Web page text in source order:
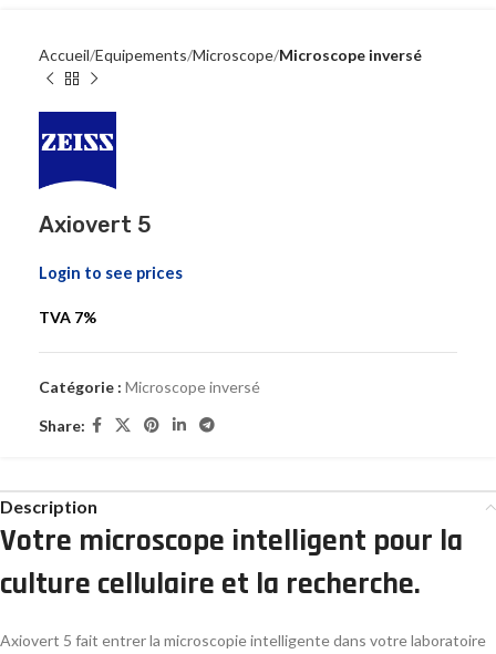
Accueil Equipements Microscope Microscope inversé
Axiovert 5
Login to see prices
TVA 7%
Catégorie : Microscope inversé
Share:
Description
Votre microscope intelligent pour la
culture cellulaire et la recherche.
Axiovert 5 fait entrer la microscopie intelligente dans votre laboratoire